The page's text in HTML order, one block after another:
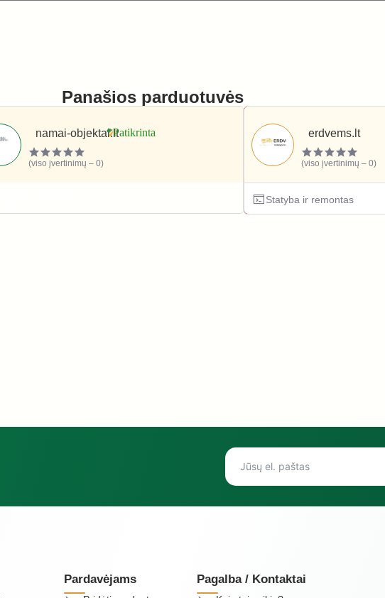
Panašios parduotuvės
namai-objektai.lt
(viso įvertinimų – 0)
erdvems.lt
(viso įvertinimų – 0)
Statyba ir remontas
Pardavėjams Pagalba / Kontaktai